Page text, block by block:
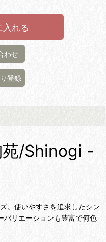
入れる
わせ
登録
/Shinogi -
。使いやすさを追求したシン
バリエーションも豊富で何色